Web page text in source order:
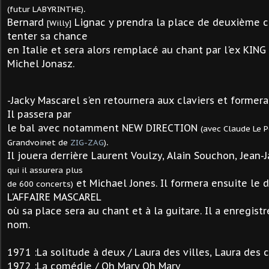
(futur LABYRINTHE).
Bernard [Willy] Lignac y prendra la place de deuxième
tenter sa chance
en Italie et sera alors remplacé au chant par l'ex KING
Michel Jonasz.
-Jacky Mascarel s'en retournera aux claviers et formera
Il passera par
le bal avec notamment NEW DIRECTION (avec Claude Le
Grandvoinet de ZIG-ZAG).
Il jouera derrière Laurent Voulzy, Alain Souchon, Jean-
qui il assurera plus
de 600 concerts) et Michael Jones. Il formera ensuite le
L'AFFAIRE MASCAREL
où sa place sera au chant et à la guitare. Il a
nom.
1971 :La solitude à deux / Laura des villes, Laura des
1972 :La comédie / Oh Mary Oh Mary